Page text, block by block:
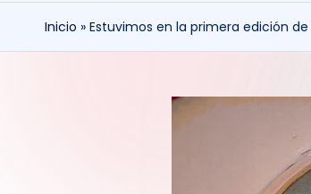
Inicio » Estuvimos en la primera edición